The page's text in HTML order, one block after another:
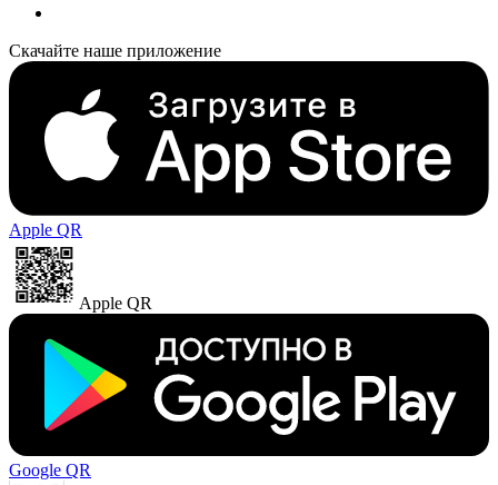
Скачайте наше приложение
Apple QR
Apple QR
Google QR